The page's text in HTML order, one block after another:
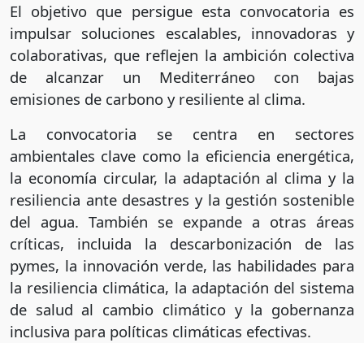
El objetivo que persigue esta convocatoria es
impulsar soluciones escalables, innovadoras y
colaborativas, que reflejen la ambición colectiva
de alcanzar un Mediterráneo con bajas
emisiones de carbono y resiliente al clima.
La convocatoria se centra en sectores
ambientales clave como la eficiencia energética,
la economía circular, la adaptación al clima y la
resiliencia ante desastres y la gestión sostenible
del agua. También se expande a otras áreas
críticas, incluida la descarbonización de las
pymes, la innovación verde, las habilidades para
la resiliencia climática, la adaptación del sistema
de salud al cambio climático y la gobernanza
inclusiva para políticas climáticas efectivas.